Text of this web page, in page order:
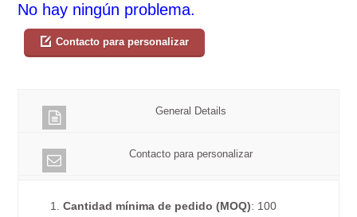
No hay ningún problema.
Contacto para personalizar
General Details
Contacto para personalizar
1.Cantidad mínima de pedido (MOQ): 100